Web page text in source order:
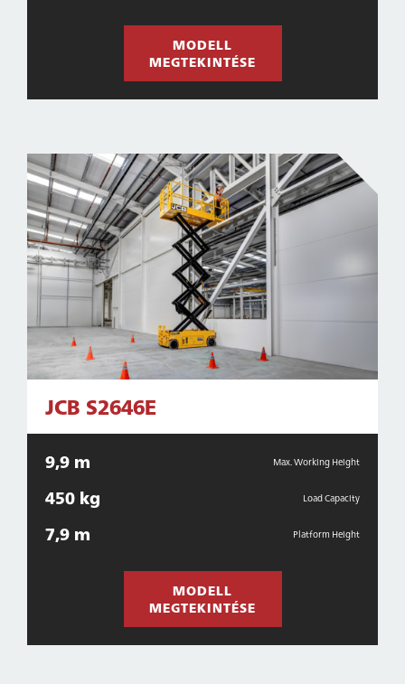
MODELL
MEGTEKINTÉSE
JCB S2646E
9,9 m Max. Working Height
450 kg Load Capacity
7,9 m Platform Height
MODELL
MEGTEKINTÉSE